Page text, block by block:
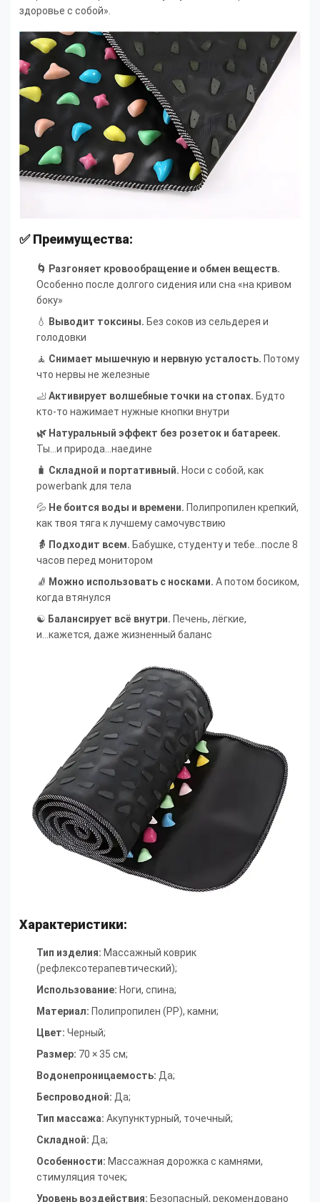
здоровье с собой».
✅ Преимущества:
🌀 Разгоняет кровообращение и обмен веществ.
Особенно после долгого сидения или сна «на кривом
боку»
💧
Выводит токсины. Без соков из сельдерея и
голодовки
🧘 Снимает мышечную и нервную усталость. Потому
что нервы не железные
🦶 Активирует волшебные точки на стопах. Будто
кто-то нажимает нужные кнопки внутри
🌿 Натуральный эффект без розеток и батареек.
Ты...и природа...наедине
🧳 Складной и портативный. Носи с собой, как
powerbank для тела
💦 Не боится воды и времени. Полипропилен крепкий,
как твоя тяга к лучшему самочувствию
👵 Подходит всем. Бабушке, студенту и тебе...после 8
часов перед монитором
🧦 Можно использовать с носками. А потом босиком,
когда втянулся
☯️ Балансирует всё внутри. Печень, лёгкие,
и...кажется, даже жизненный баланс
Характеристики:
Тип изделия: Массажный коврик
(рефлексотерапевтический);
Использование: Ноги, спина;
Материал: Полипропилен (PP), камни;
Цвет: Черный;
Размер: 70 × 35 см;
Водонепроницаемость: Да;
Беспроводной: Да;
Тип массажа: Акупунктурный, точечный;
Складной: Да;
Особенности: Массажная дорожка с камнями,
стимуляция точек;
Уровень воздействия: Безопасный, рекомендовано